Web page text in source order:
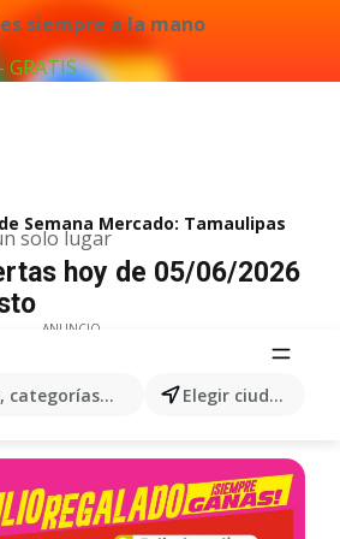
siempre a la mano
solo lugar
categorías, productos... Elegir ciudad
Semana Mercado: Tamaulipas
hoy de 05/06/2026
ANUNCIO